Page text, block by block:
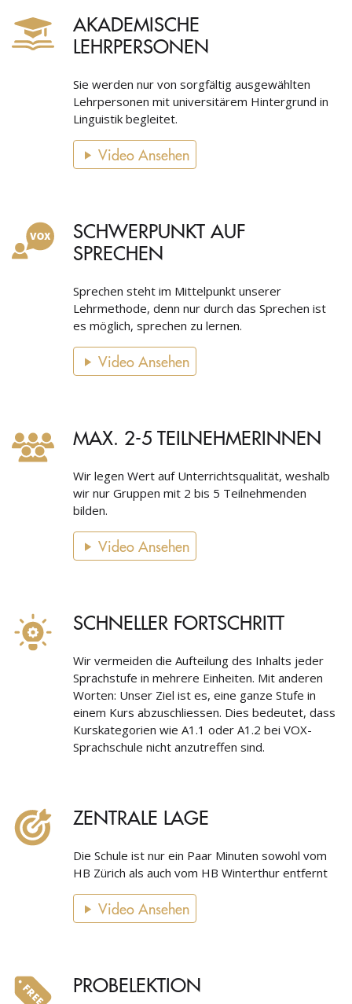
AKADEMISCHE
LEHRPERSONEN
Sie werden nur von sorgfältig ausgewählten
Lehrpersonen mit universitärem Hintergrund in
Linguistik begleitet.
Video Ansehen
SCHWERPUNKT AUF
SPRECHEN
Sprechen steht im Mittelpunkt unserer
Lehrmethode, denn nur durch das Sprechen ist
es möglich, sprechen zu lernen.
Video Ansehen
MAX. 2-5 TEILNEHMERINNEN
Wir legen Wert auf Unterrichtsqualität, weshalb
wir nur Gruppen mit 2 bis 5 Teilnehmenden
bilden.
Video Ansehen
SCHNELLER FORTSCHRITT
Wir vermeiden die Aufteilung des Inhalts jeder
Sprachstufe in mehrere Einheiten. Mit anderen
Worten: Unser Ziel ist es, eine ganze Stufe in
einem Kurs abzuschliessen. Dies bedeutet, dass
Kurskategorien wie A1.1 oder A1.2 bei VOX-
Sprachschule nicht anzutreffen sind.
ZENTRALE LAGE
Die Schule ist nur ein Paar Minuten sowohl vom
HB Zürich als auch vom HB Winterthur entfernt
Video Ansehen
PROBELEKTION